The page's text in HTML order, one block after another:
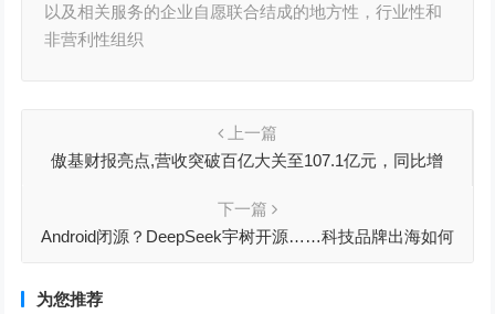
以及相关服务的企业自愿联合结成的地方性，行业性和
非营利性组织
上一篇
傲基财报亮点,营收突破百亿大关至107.1亿元，同比增
下一篇
Android闭源？DeepSeek宇树开源……科技品牌出海如何
为您推荐